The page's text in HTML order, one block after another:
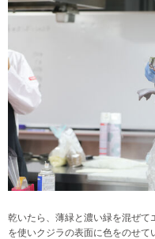
乾いたら、薄緑と濃い緑を混ぜて
を使いクジラの表面に色をのせて